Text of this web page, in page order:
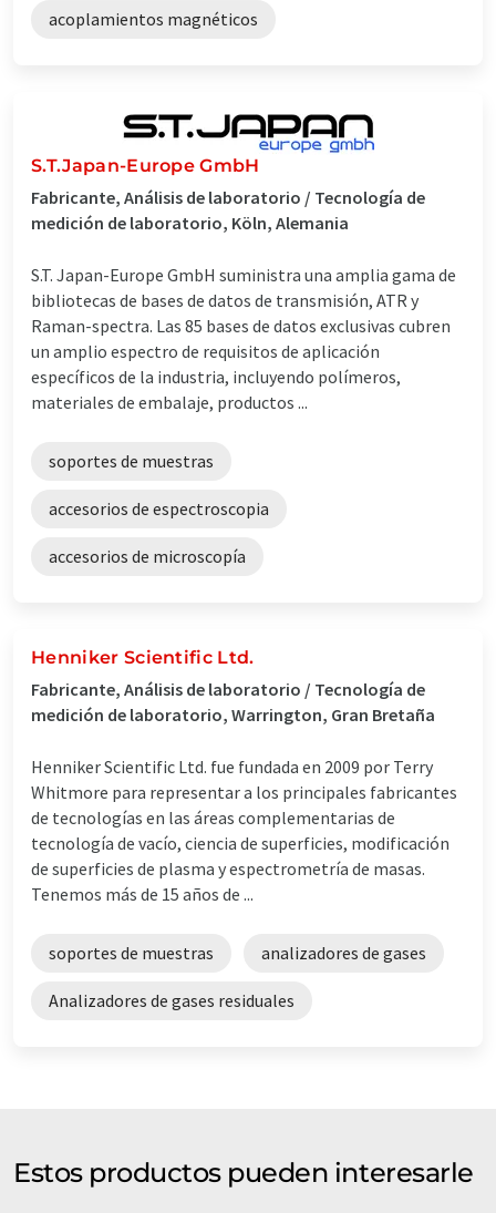
acoplamientos magnéticos
S.T.Japan-Europe GmbH
Fabricante, Análisis de laboratorio / Tecnología de
medición de laboratorio, Köln, Alemania
S.T. Japan-Europe GmbH suministra una amplia gama de
bibliotecas de bases de datos de transmisión, ATR y
Raman-spectra. Las 85 bases de datos exclusivas cubren
un amplio espectro de requisitos de aplicación
específicos de la industria, incluyendo polímeros,
materiales de embalaje, productos ...
soportes de muestras
accesorios de espectroscopia
accesorios de microscopía
Henniker Scientific Ltd.
Fabricante, Análisis de laboratorio / Tecnología de
medición de laboratorio, Warrington, Gran Bretaña
Henniker Scientific Ltd. fue fundada en 2009 por Terry
Whitmore para representar a los principales fabricantes
de tecnologías en las áreas complementarias de
tecnología de vacío, ciencia de superficies, modificación
de superficies de plasma y espectrometría de masas.
Tenemos más de 15 años de ...
soportes de muestras analizadores de gases
Analizadores de gases residuales
Estos productos pueden interesarle